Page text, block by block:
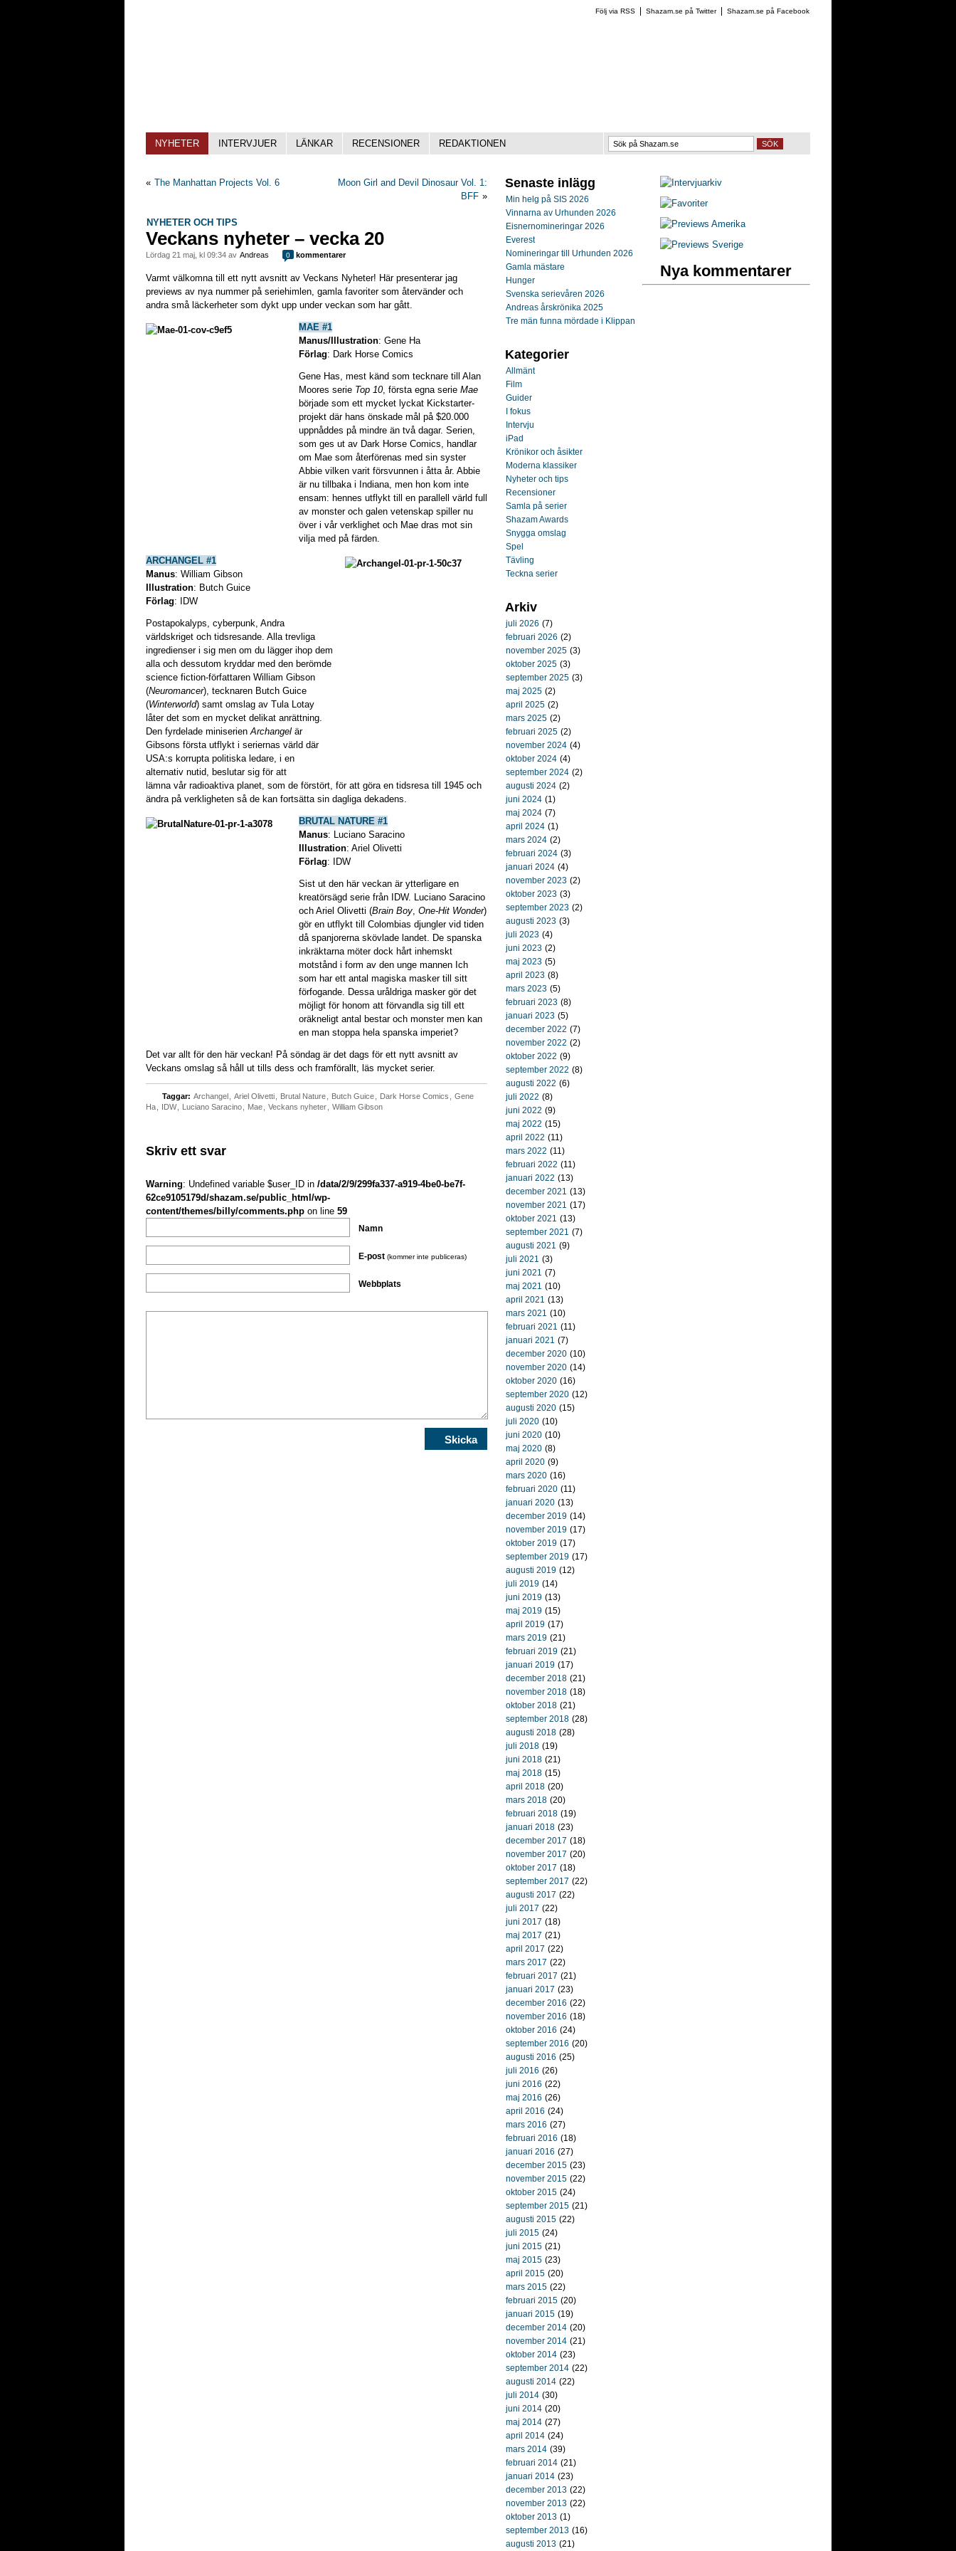
Shazam.se på Facebook
Shazam.se på Twitter
Följ via RSS
NYHETER INTERVJUER LÄNKAR RECENSIONER REDAKTIONEN SÖK
« The Manhattan Projects Vol. 6
Moon Girl and Devil Dinosaur Vol. 1:
BFF »
NYHETER OCH TIPS
Veckans nyheter – vecka 20
lördag 21 maj, kl 09:34 av Andreas 0 kommentarer
Varmt välkomna till ett nytt avsnitt av Veckans Nyheter! Här presenterar jag
previews av nya nummer på seriehimlen, gamla favoriter som återvänder och
andra små läckerheter som dykt upp under veckan som har gått.
MAE #1
Manus/Illustration: Gene Ha
Förlag: Dark Horse Comics
Gene Has, mest känd som tecknare till Alan
Moores serie Top 10, första egna serie Mae
började som ett mycket lyckat Kickstarter-
projekt där hans önskade mål på $20.000
uppnåddes på mindre än två dagar. Serien,
som ges ut av Dark Horse Comics, handlar
om Mae som återförenas med sin syster
Abbie vilken varit försvunnen i åtta år. Abbie
är nu tillbaka i Indiana, men hon kom inte
ensam: hennes utflykt till en parallell värld full
av monster och galen vetenskap spiller nu
över i vår verklighet och Mae dras mot sin
vilja med på färden.
ARCHANGEL #1
Manus: William Gibson
Illustration: Butch Guice
Förlag: IDW
Postapokalyps, cyberpunk, Andra
världskriget och tidsresande. Alla trevliga
ingredienser i sig men om du lägger ihop dem
alla och dessutom kryddar med den berömde
science fiction-författaren William Gibson
(Neuromancer), tecknaren Butch Guice
(Winterworld) samt omslag av Tula Lotay
låter det som en mycket delikat anrättning.
Den fyrdelade miniserienArchangel är
Gibsons första utflykt i seriernas värld där
USA:s korrupta politiska ledare, i en
alternativ nutid, beslutar sig för att
lämna vår radioaktiva planet, som de förstört, för att göra en tidsresa till 1945 och
ändra på verkligheten så de kan fortsätta sin dagliga dekadens.
BRUTAL NATURE #1
Manus: Luciano Saracino
Illustration: Ariel Olivetti
Förlag: IDW
Sist ut den här veckan är ytterligare en
kreatörsägd serie från IDW. Luciano Saracino
och Ariel Olivetti (Brain Boy, One-Hit Wonder)
gör en utflykt till Colombias djungler vid tiden
då spanjorerna skövlade landet. De spanska
inkräktarna möter dock hårt inhemskt
motstånd i form av den unge mannen Ich
som har ett antal magiska masker till sitt
förfogande. Dessa uråldriga masker gör det
möjligt för honom att förvandla sig till ett
oräkneligt antal bestar och monster men kan
en man stoppa hela spanska imperiet?
Det var allt för den här veckan! På söndag är det dags för ett nytt avsnitt av
Veckans omslag så håll ut tills dess och framförallt, läs mycket serier.
Taggar: Archangel Ariel Olivetti Brutal Nature Butch Guice Dark Horse Comics
Gene
Ha
IDW Luciano Saracino Mae Veckans nyheter William Gibson
Skriv ett svar
Warning: Undefined variable $user_ID in /data/2/9/299fa337-a919-4be0-be7f-
62ce9105179d/shazam.se/public_html/wp-
content/themes/billy/comments.php on line 59
Namn
E-post (kommer inte publiceras)
Webbplats
Senaste inlägg
Min helg på SIS 2026
Vinnarna av Urhunden 2026
Eisnernomineringar 2026
Everest
Nomineringar till Urhunden 2026
Gamla mästare
Hunger
Svenska serievåren 2026
Andreas årskrönika 2025
Tre män funna mördade i Klippan
Kategorier
Allmänt
Film
Guider
I fokus
Intervju
iPad
Krönikor och åsikter
Moderna klassiker
Nyheter och tips
Recensioner
Samla på serier
Shazam Awards
Snygga omslag
Spel
Tävling
Teckna serier
Arkiv
juli 2026 (7)
februari 2026 (2)
november 2025 (3)
oktober 2025 (3)
september 2025 (3)
maj 2025 (2)
april 2025 (2)
mars 2025 (2)
februari 2025 (2)
november 2024 (4)
oktober 2024 (4)
september 2024 (2)
augusti 2024 (2)
juni 2024 (1)
maj 2024 (7)
april 2024 (1)
mars 2024 (2)
februari 2024 (3)
januari 2024 (4)
november 2023 (2)
oktober 2023 (3)
september 2023 (2)
augusti 2023 (3)
juli 2023 (4)
juni 2023 (2)
maj 2023 (5)
april 2023 (8)
mars 2023 (5)
februari 2023 (8)
januari 2023 (5)
december 2022 (7)
november 2022 (2)
oktober 2022 (9)
september 2022 (8)
augusti 2022 (6)
juli 2022 (8)
juni 2022 (9)
maj 2022 (15)
april 2022 (11)
mars 2022 (11)
februari 2022 (11)
januari 2022 (13)
december 2021 (13)
november 2021 (17)
oktober 2021 (13)
september 2021 (7)
augusti 2021 (9)
juli 2021 (3)
juni 2021 (7)
maj 2021 (10)
april 2021 (13)
mars 2021 (10)
februari 2021 (11)
januari 2021 (7)
december 2020 (10)
november 2020 (14)
oktober 2020 (16)
september 2020 (12)
augusti 2020 (15)
juli 2020 (10)
juni 2020 (10)
maj 2020 (8)
april 2020 (9)
mars 2020 (16)
februari 2020 (11)
januari 2020 (13)
december 2019 (14)
november 2019 (17)
oktober 2019 (17)
september 2019 (17)
augusti 2019 (12)
juli 2019 (14)
juni 2019 (13)
maj 2019 (15)
april 2019 (17)
mars 2019 (21)
februari 2019 (21)
januari 2019 (17)
december 2018 (21)
november 2018 (18)
oktober 2018 (21)
september 2018 (28)
augusti 2018 (28)
juli 2018 (19)
juni 2018 (21)
maj 2018 (15)
april 2018 (20)
mars 2018 (20)
februari 2018 (19)
januari 2018 (23)
december 2017 (18)
november 2017 (20)
oktober 2017 (18)
september 2017 (22)
augusti 2017 (22)
juli 2017 (22)
juni 2017 (18)
maj 2017 (21)
april 2017 (22)
mars 2017 (22)
februari 2017 (21)
januari 2017 (23)
december 2016 (22)
november 2016 (18)
oktober 2016 (24)
september 2016 (20)
augusti 2016 (25)
juli 2016 (26)
juni 2016 (22)
maj 2016 (26)
april 2016 (24)
mars 2016 (27)
februari 2016 (18)
januari 2016 (27)
december 2015 (23)
november 2015 (22)
oktober 2015 (24)
september 2015 (21)
augusti 2015 (22)
juli 2015 (24)
juni 2015 (21)
maj 2015 (23)
april 2015 (20)
mars 2015 (22)
februari 2015 (20)
januari 2015 (19)
december 2014 (20)
november 2014 (21)
oktober 2014 (23)
september 2014 (22)
augusti 2014 (22)
juli 2014 (30)
juni 2014 (20)
maj 2014 (27)
april 2014 (24)
mars 2014 (39)
februari 2014 (21)
januari 2014 (23)
december 2013 (22)
november 2013 (22)
oktober 2013 (1)
september 2013 (16)
augusti 2013 (21)
Nya kommentarer